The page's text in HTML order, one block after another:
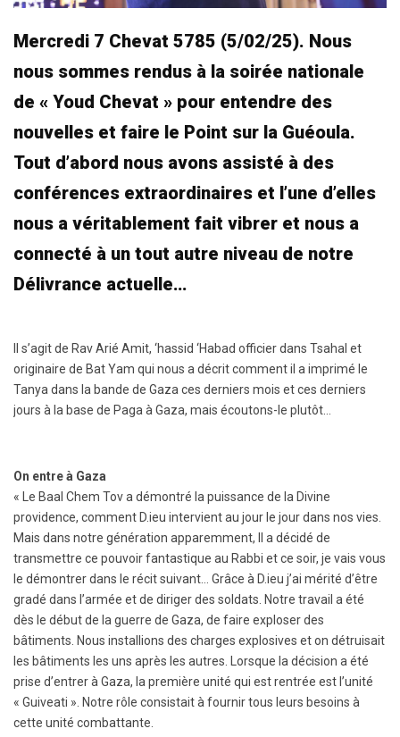
Mercredi 7 Chevat 5785 (5/02/25). Nous
nous sommes rendus à la soirée nationale
de « Youd Chevat » pour entendre des
nouvelles et faire le Point sur la Guéoula.
Tout d’abord nous avons assisté à des
conférences extraordinaires et l’une d’elles
nous a véritablement fait vibrer et nous a
connecté à un tout autre niveau de notre
Délivrance actuelle…
Il s’agit de Rav Arié Amit, ‘hassid ‘Habad officier dans Tsahal et
originaire de Bat Yam qui nous a décrit comment il a imprimé le
Tanya dans la bande de Gaza ces derniers mois et ces derniers
jours à la base de Paga à Gaza, mais écoutons-le plutôt…
On entre à Gaza
« Le Baal Chem Tov a démontré la puissance de la Divine
providence, comment D.ieu intervient au jour le jour dans nos vies.
Mais dans notre génération apparemment, Il a décidé de
transmettre ce pouvoir fantastique au Rabbi et ce soir, je vais vous
le démontrer dans le récit suivant… Grâce à D.ieu j’ai mérité d’être
gradé dans l’armée et de diriger des soldats. Notre travail a été
dès le début de la guerre de Gaza, de faire exploser des
bâtiments. Nous installions des charges explosives et on détruisait
les bâtiments les uns après les autres. Lorsque la décision a été
prise d’entrer à Gaza, la première unité qui est rentrée est l’unité
« Guiveati ». Notre rôle consistait à fournir tous leurs besoins à
cette unité combattante.